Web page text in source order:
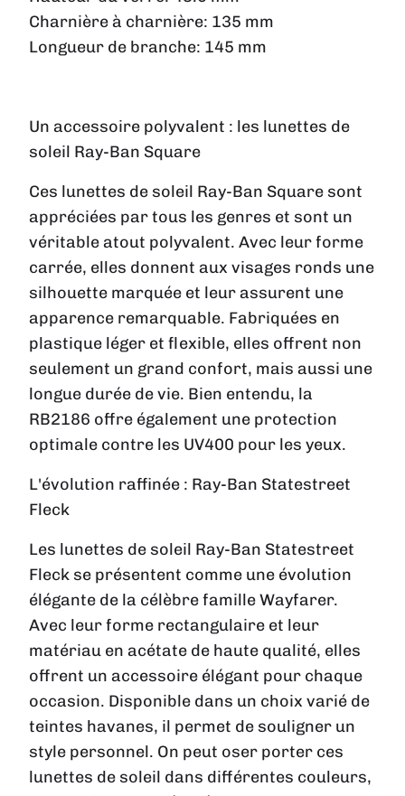
Charnière à charnière: 135 mm
Longueur de branche: 145 mm
Un accessoire polyvalent : les lunettes de
soleil Ray-Ban Square
Ces lunettes de soleil Ray-Ban Square sont
appréciées par tous les genres et sont un
véritable atout polyvalent. Avec leur forme
carrée, elles donnent aux visages ronds une
silhouette marquée et leur assurent une
apparence remarquable. Fabriquées en
plastique léger et flexible, elles offrent non
seulement un grand confort, mais aussi une
longue durée de vie. Bien entendu, la
RB2186 offre également une protection
optimale contre les UV400 pour les yeux.
L'évolution raffinée : Ray-Ban Statestreet
Fleck
Les lunettes de soleil Ray-Ban Statestreet
Fleck se présentent comme une évolution
élégante de la célèbre famille Wayfarer.
Avec leur forme rectangulaire et leur
matériau en acétate de haute qualité, elles
offrent un accessoire élégant pour chaque
occasion. Disponible dans un choix varié de
teintes havanes, il permet de souligner un
style personnel. On peut oser porter ces
lunettes de soleil dans différentes couleurs,